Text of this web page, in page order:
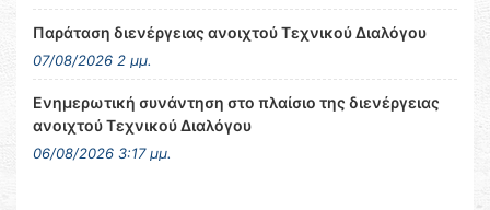
Παράταση διενέργειας ανοιχτού Τεχνικού Διαλόγου
07/08/2026 2 μμ.
Ενημερωτική συνάντηση στο πλαίσιο της διενέργειας
ανοιχτού Τεχνικού Διαλόγου
06/08/2026 3:17 μμ.